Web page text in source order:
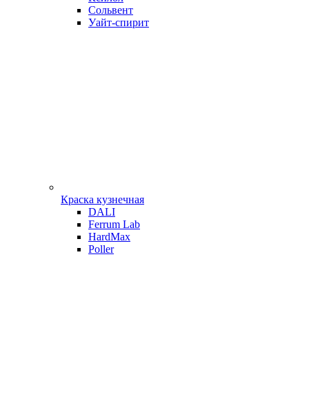
Сольвент
Уайт-спирит
Краска кузнечная
DALI
Ferrum Lab
HardMax
Poller